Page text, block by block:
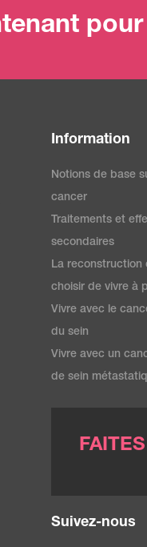
Information
Notions de base
cancer
Traitements et
secondaires
La reconstruction
choisir de vivre à
Vivre avec le
du sein
Vivre avec un
de sein
Suivez-nous